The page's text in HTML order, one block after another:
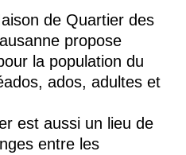
de Quartier des
propose
la population du
ados, adultes et
est aussi un lieu de
entre les